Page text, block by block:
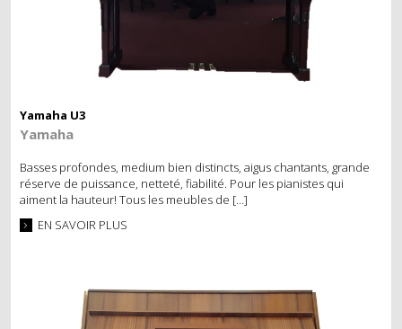
Yamaha U3
Yamaha
Basses profondes, medium bien distincts, aigus chantants, grande
réserve de puissance, netteté, fiabilité. Pour les pianistes qui
aiment la hauteur! Tous les meubles de […]
EN SAVOIR PLUS